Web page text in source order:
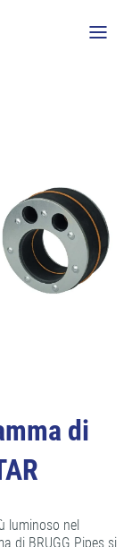
di
luminoso nel
di BRUGG Pipes si